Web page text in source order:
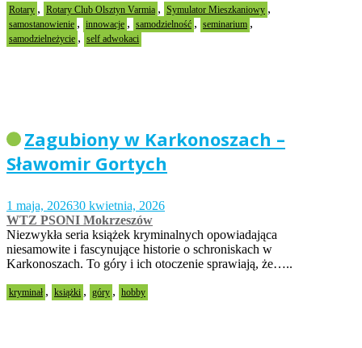
Rotary , Rotary Club Olsztyn Varmia , Symulator Mieszkaniowy ,
samostanowienie , innowacje , samodzielność , seminarium ,
samodzielneżycie , self adwokaci
Zagubiony w Karkonoszach –
Sławomir Gortych
1 maja, 202630 kwietnia, 2026
WTZ PSONI Mokrzeszów
Niezwykła seria książek kryminalnych opowiadająca
niesamowite i fascynujące historie o schroniskach w
Karkonoszach. To góry i ich otoczenie sprawiają, że…..
kryminał , książki , góry , hobby